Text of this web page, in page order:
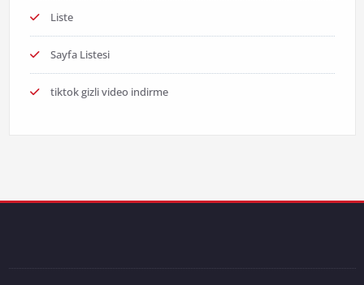
Liste
Sayfa Listesi
tiktok gizli video indirme